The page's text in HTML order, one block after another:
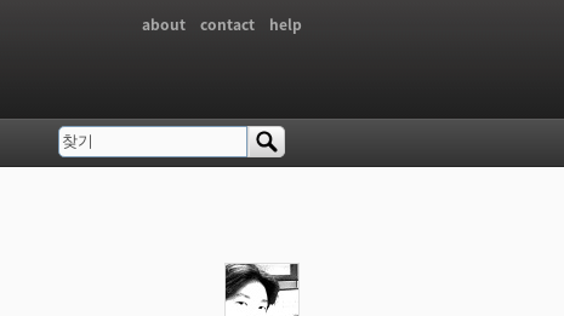
about contact help
검색 폼
찾기